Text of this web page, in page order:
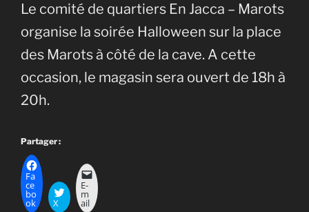
Le comité de quartiers En Jacca – Marots
organise la soirée Halloween sur la place
des Marots à côté de la cave. A cette
occasion, le magasin sera ouvert de 18h à
20h.
Partager :
Fa
ce
bo
ok X
E-
m
ail